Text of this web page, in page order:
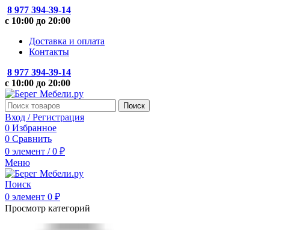
8 977 394-39-14
с 10:00 до 20:00
Доставка и оплата
Контакты
8 977 394-39-14
с 10:00 до 20:00
Поиск
Вход / Регистрация
0 Избранное
0 Сравнить
0 элемент / 0 ₽
Меню
Поиск
0 элемент 0 ₽
Просмотр категорий